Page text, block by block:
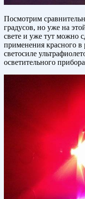
Посмотрим
градусов, но уже на
свете и уже тут можно
применения красного в
светосиле
осветительного